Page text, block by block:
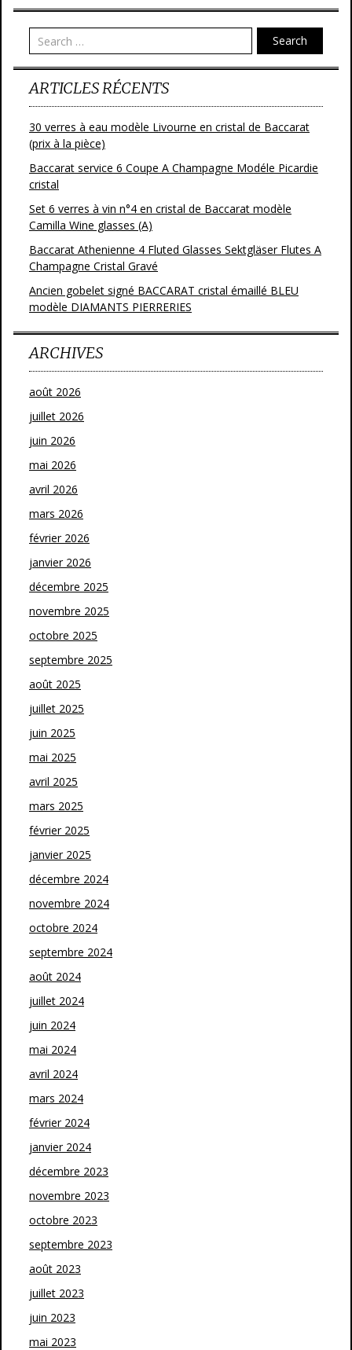
o
o
k
er
Search
ARTICLES RÉCENTS
30 verres à eau modèle Livourne en cristal de Baccarat
(prix à la pièce)
Baccarat service 6 Coupe A Champagne Modéle Picardie
cristal
Set 6 verres à vin n°4 en cristal de Baccarat modèle
Camilla Wine glasses (A)
Baccarat Athenienne 4 Fluted Glasses Sektgläser Flutes A
Champagne Cristal Gravé
Ancien gobelet signé BACCARAT cristal émaillé BLEU
modèle DIAMANTS PIERRERIES
ARCHIVES
août 2026
juillet 2026
juin 2026
mai 2026
avril 2026
mars 2026
février 2026
janvier 2026
décembre 2025
novembre 2025
octobre 2025
septembre 2025
août 2025
juillet 2025
juin 2025
mai 2025
avril 2025
mars 2025
février 2025
janvier 2025
décembre 2024
novembre 2024
octobre 2024
septembre 2024
août 2024
juillet 2024
juin 2024
mai 2024
avril 2024
mars 2024
février 2024
janvier 2024
décembre 2023
novembre 2023
octobre 2023
septembre 2023
août 2023
juillet 2023
juin 2023
mai 2023